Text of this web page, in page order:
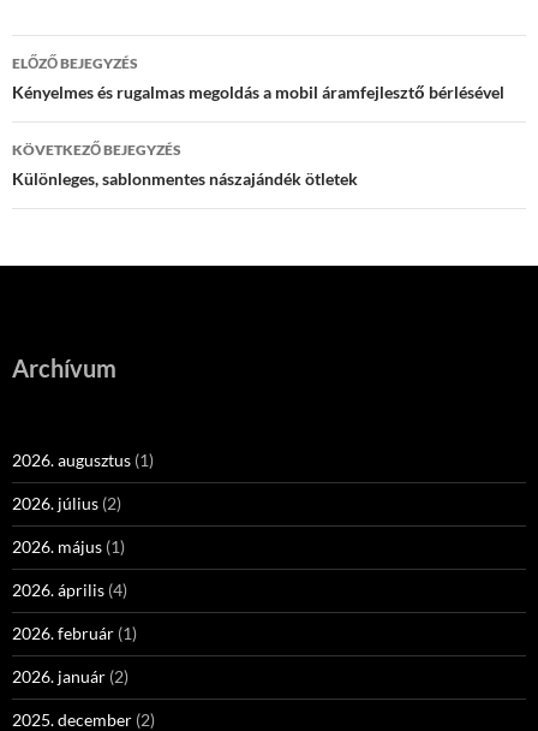
Bejegyzés
navigáció
ELŐZŐ BEJEGYZÉS
Kényelmes és rugalmas megoldás a mobil áramfejlesztő bérlésével
KÖVETKEZŐ BEJEGYZÉS
Különleges, sablonmentes nászajándék ötletek
Archívum
2026. augusztus (1)
2026. július (2)
2026. május (1)
2026. április (4)
2026. február (1)
2026. január (2)
2025. december (2)